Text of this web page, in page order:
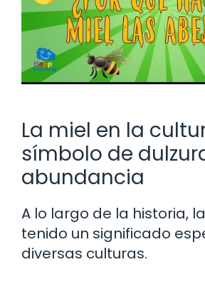
La miel en la
símbolo de
abundancia
A lo largo de la historia,
tenido un significado
diversas culturas.